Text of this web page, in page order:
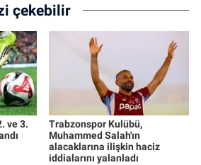
çekebilir
ve 3.
Trabzonspor Kulübü,
Muhammed Salah'ın
alacaklarına ilişkin haciz
iddialarını yalanladı